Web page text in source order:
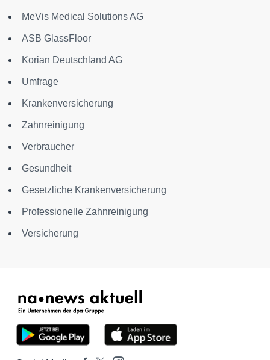
MeVis Medical Solutions AG
ASB GlassFloor
Korian Deutschland AG
Umfrage
Krankenversicherung
Zahnreinigung
Verbraucher
Gesundheit
Gesetzliche Krankenversicherung
Professionelle Zahnreinigung
Versicherung